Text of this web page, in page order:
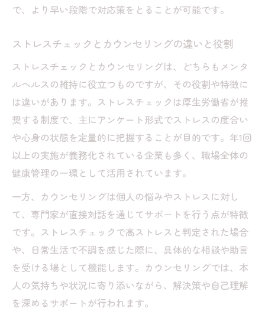
ストレスチェック義務化とカウンセリング
家庭で使える簡易ストレスチェックと相談
例
メンタルが弱っている時の兆候を見極めるヒン
ト
ストレスチェックで現れるメンタル不調の
サイン
カウンセリングで相談すべき心の兆候とは
心が弱っている時のセルフチェックポイン
ト
ストレス限界サインとカウンセリングの必
要性
日常で感じる異変とカウンセリングへの一
歩
ストレスチェック義務化の意義とカウンセリン
で、より早い段階で対応策をとることが可能です。
ストレスチェックとカウンセリングの違いと役割
ストレスチェックとカウンセリングは、どちらもメンタ
ルヘルスの維持に役立つものですが、その役割や特徴に
は違いがあります。ストレスチェックは厚生労働省が推
奨する制度で、主にアンケート形式でストレスの度合い
や心身の状態を定量的に把握することが目的です。年1回
以上の実施が義務化されている企業も多く、職場全体の
健康管理の一環として活用されています。
一方、カウンセリングは個人の悩みやストレスに対し
て、専門家が直接対話を通じてサポートを行う点が特徴
です。ストレスチェックで高ストレスと判定された場合
や、日常生活で不調を感じた際に、具体的な相談や助言
を受ける場として機能します。カウンセリングでは、本
人の気持ちや状況に寄り添いながら、解決策や自己理解
を深めるサポートが行われます。